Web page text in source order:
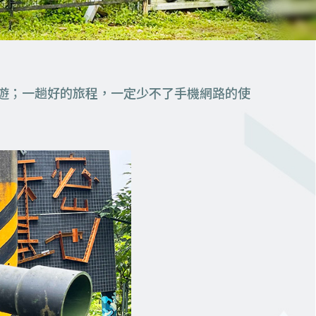
；一趟好的旅程，一定少不了手機網路的使